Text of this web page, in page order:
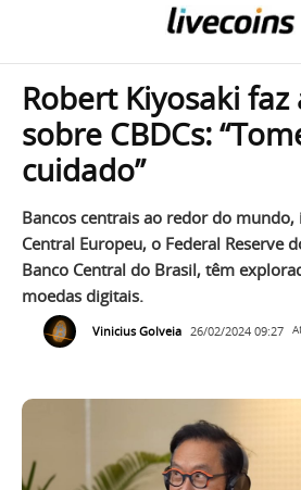
Robert Kiyosaki faz
sobre CBDCs:
cuidado”
Bancos centrais ao redor do
Central Europeu, o Federal Reserve
Banco Central do Brasil, têm
moedas digitais.
Vinicius Golveia 26/02/2024 09:27